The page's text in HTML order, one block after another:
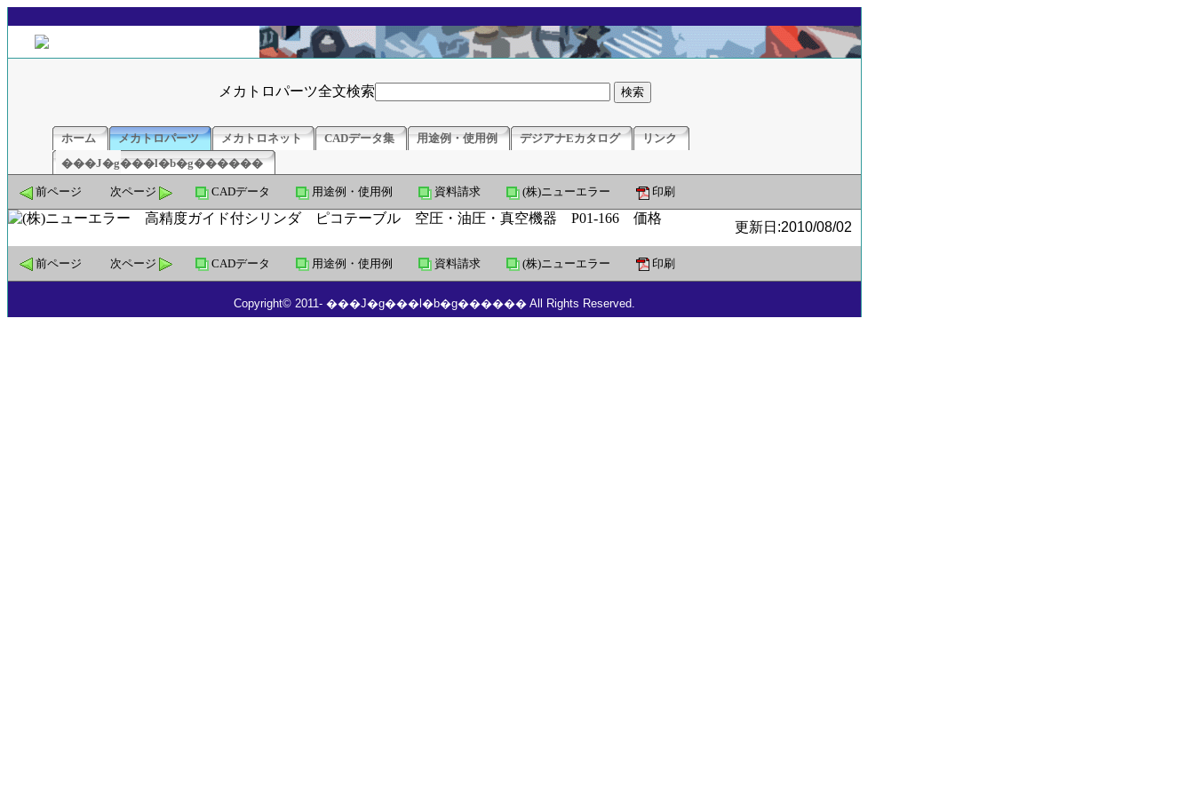
メカトロパーツ全文検索
ホーム メカトロパーツ メカトロネット CADデータ集 用途例・使用例 デジアナEカタログ
リンク
���J�g���l�b�g������
前ページ 次ページ CADデータ 用途例・使用例 資料請求 (株)ニューエラー 印刷
更新日:2010/08/02
前ページ 次ページ CADデータ 用途例・使用例 資料請求 (株)ニューエラー 印刷
Copyright© 2011- ���J�g���l�b�g������ All Rights Reserved.